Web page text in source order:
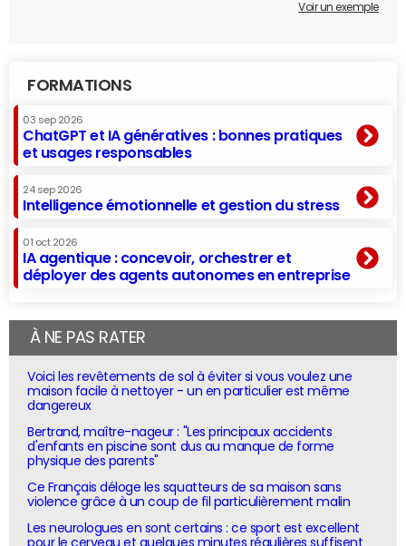
Voir un exemple
FORMATIONS
03 sep 2026
ChatGPT et IA génératives : bonnes pratiques
et usages responsables
24 sep 2026
Intelligence émotionnelle et gestion du stress
01 oct 2026
IA agentique : concevoir, orchestrer et
déployer des agents autonomes en entreprise
À NE PAS RATER
Voici les revêtements de sol à éviter si vous voulez une
maison facile à nettoyer - un en particulier est même
dangereux
Bertrand, maître-nageur : "Les principaux accidents
d'enfants en piscine sont dus au manque de forme
physique des parents"
Ce Français déloge les squatteurs de sa maison sans
violence grâce à un coup de fil particulièrement malin
Les neurologues en sont certains : ce sport est excellent
pour le cerveau et quelques minutes régulières suffisent